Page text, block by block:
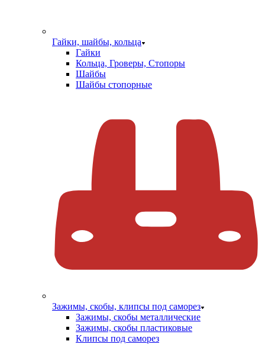
Гайки, шайбы, кольца
Гайки
Кольца, Гроверы, Стопоры
Шайбы
Шайбы стопорные
Зажимы, скобы, клипсы под саморез
Зажимы, скобы металлические
Зажимы, скобы пластиковые
Клипсы под саморез